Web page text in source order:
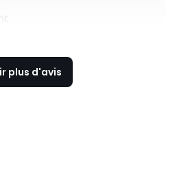
plus d'avis